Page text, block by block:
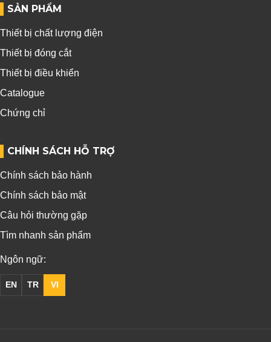
SẢN PHẨM
Thiết bị chất lượng điện
Thiết bị đóng cắt
Thiết bị điều khiển
Catalogue
Chứng chỉ
CHÍNH SÁCH HỖ TRỢ
Chính sách bảo hành
Chính sách bảo mật
Câu hỏi thường gặp
Tìm nhanh sản phẩm
Ngôn ngữ:
VI
EN TR